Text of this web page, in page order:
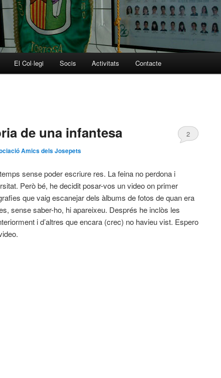
El Col·legi Socis Activitats Contacte
de una infantesa
Amics dels Josepets
2
sense poder escriure res. La feina no perdona i
Però bé, he decidit posar-vos un video on primer
que vaig escanejar dels àlbums de fotos de quan era
sense saber-ho, hi apareixeu. Després he inclòs les
i d’altres que encara (crec) no havieu vist. Espero